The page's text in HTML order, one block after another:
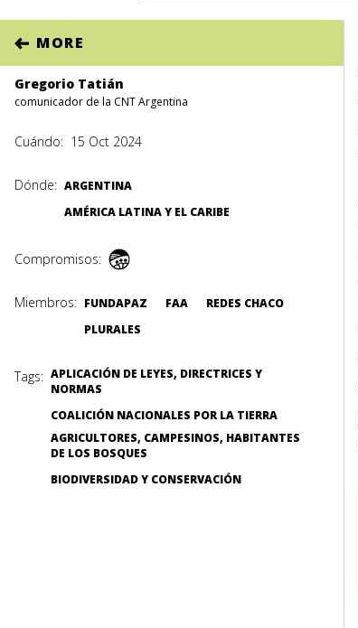
MORE
Gregorio Tatián
comunicador de la CNT Argentina
Cuándo: 15 Oct 2024
Dónde: ARGENTINA
AMÉRICA LATINA Y EL CARIBE
Compromisos:
Miembros: FUNDAPAZ FAA
REDES CHACO
PLURALES
Tags: APLICACIÓN DE LEYES, DIRECTRICES Y
NORMAS
COALICIÓN NACIONALES POR LA TIERRA
AGRICULTORES, CAMPESINOS, HABITANTES
DE LOS BOSQUES
BIODIVERSIDAD Y CONSERVACIÓN